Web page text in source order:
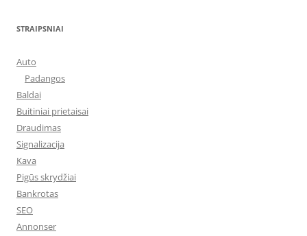
STRAIPSNIAI
Auto
Padangos
Baldai
Buitiniai prietaisai
Draudimas
Signalizacija
Kava
Pigūs skrydžiai
Bankrotas
SEO
Annonser